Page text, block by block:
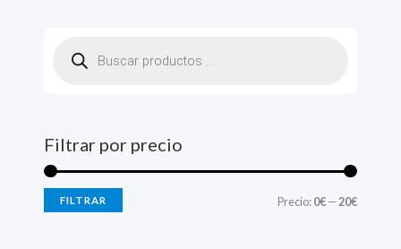
e
r
Filtrar por precio
FILTRAR Precio:0€—20€